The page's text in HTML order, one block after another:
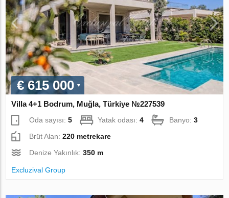
€ 615 000
Villa 4+1 Bodrum, Muğla, Türkiye №227539
Oda sayısı:5 Yatak odası:4 Banyo:3
Brüt Alan:220 metrekare
Denize Yakınlık:350 m
Excluzival Group